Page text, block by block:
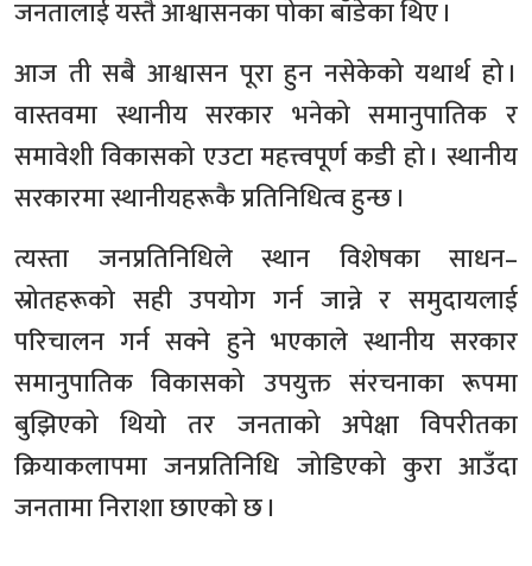
जनतालाई यस्तै आश्वासनका पोका बाँडेका थिए ।
आज ती सबै आश्वासन पूरा हुन नसेकेको यथार्थ हो ।
वास्तवमा स्थानीय सरकार भनेको समानुपातिक र
समावेशी विकासको एउटा महत्त्वपूर्ण कडी हो । स्थानीय
सरकारमा स्थानीयहरूकै प्रतिनिधित्व हुन्छ ।
त्यस्ता जनप्रतिनिधिले स्थान विशेषका साधन–
स्रोतहरूको सही उपयोग गर्न जान्ने र समुदायलाई
परिचालन गर्न सक्ने हुने भएकाले स्थानीय सरकार
समानुपातिक विकासको उपयुक्त संरचनाका रूपमा
बुझिएको थियो तर जनताको अपेक्षा विपरीतका
क्रियाकलापमा जनप्रतिनिधि जोडिएको कुरा आउँदा
जनतामा निराशा छाएको छ ।